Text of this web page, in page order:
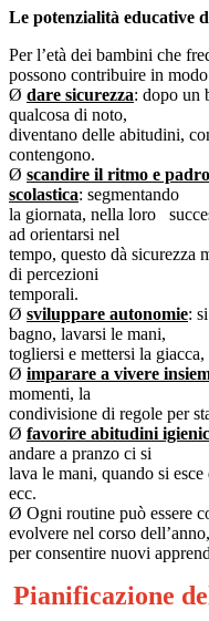
Le potenzialità educative
Per l’età dei bambini che
possono contribuire in
Ø dare sicurezza: dopo un
qualcosa di noto,
diventano delle abitudini,
contengono.
Ø scandire il ritmo e
scolastica: segmentando
la giornata, nella loro
ad orientarsi nel
tempo, questo dà sicurezza
di percezioni
temporali.
Ø sviluppare autonomie:
bagno, lavarsi le mani,
togliersi e mettersi la
Ø imparare a vivere
momenti, la
condivisione di regole per
Ø favorire abitudini
andare a pranzo ci si
lava le mani, quando si
ecc.
Ø Ogni routine può essere
evolvere nel corso
per consentire nuovi
Pianificazione